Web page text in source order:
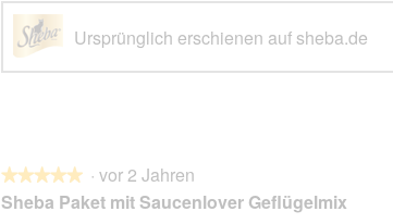
Ursprünglich erschienen auf sheba.de
★★★★★
★★★★★
5
· vor 2 Jahren
Sheba Paket mit Saucenlover Geflügelmix